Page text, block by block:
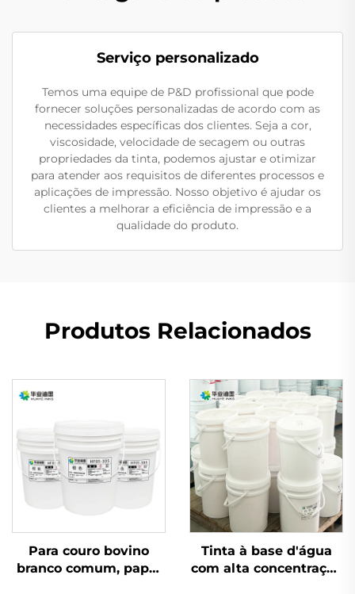
Serviço personalizado
Temos uma equipe de P&D profissional que pode
fornecer soluções personalizadas de acordo com as
necessidades específicas dos clientes. Seja a cor,
viscosidade, velocidade de secagem ou outras
propriedades da tinta, podemos ajustar e otimizar
para atender aos requisitos de diferentes processos e
aplicações de impressão. Nosso objetivo é ajudar os
clientes a melhorar a eficiência de impressão e a
qualidade do produto.
Produtos Relacionados
Para couro bovino
branco comum, papel
Tinta à base d'água
com alta concentração